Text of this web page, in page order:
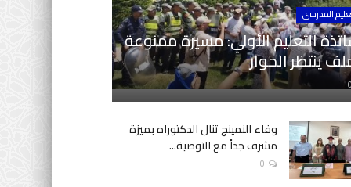
المدرسي
التعليم الأولي: مسيرة ممنوعة
ينتظر الحوار
وفاء النمينج تنال الدكتوراه بميزة
مشرف جداً مع التوصية...
0